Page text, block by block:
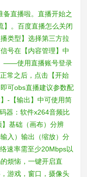
备直播啦。直播开始之
】。百度直播怎么关闭
类型】选择第三方拉
号在【内容管理】中
——使用直播账号登录
常之后，点击【开始
可obs直播建议参数配
-【输出】中可使用简
器：软件x264音频比
基础（画布）分辨
入）输出（缩放）分
速率需至少20Mbps以
烦恼，一键开启直
游戏，窗口，摄像头